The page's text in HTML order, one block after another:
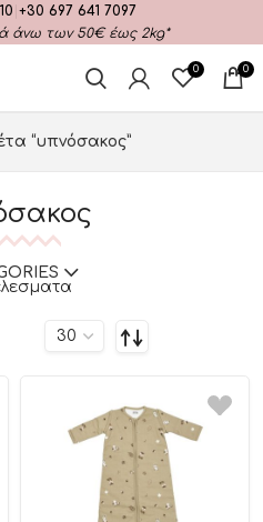
+30 697 641 7097
άνω των 50€ έως 2kg*
0 0
“υπνόσακος”